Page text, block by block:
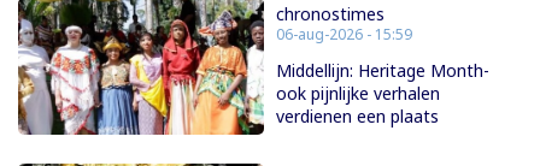
chronostimes
06-aug-2026 - 15:59
Middellijn: Heritage Month-
ook pijnlijke verhalen
verdienen een plaats